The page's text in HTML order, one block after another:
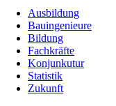
Ausbildung
Bauingenieure
Bildung
Fachkräfte
Konjunkutur
Statistik
Zukunft